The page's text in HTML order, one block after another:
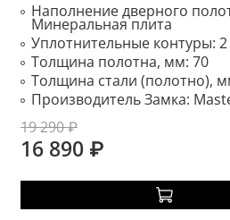
Наполнение дверного
Минеральная плита
Уплотнительные контуры:
Толщина полотна, мм: 70
Толщина стали (полотно),
Производитель Замка:
19 290 ₽
16 890 ₽